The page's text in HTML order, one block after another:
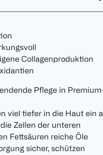
Collagenproduktion
Pflege in
viel tiefer in die Haut ein
Zellen der unteren
Fettsäuren reiche Öle
sicher, schützen